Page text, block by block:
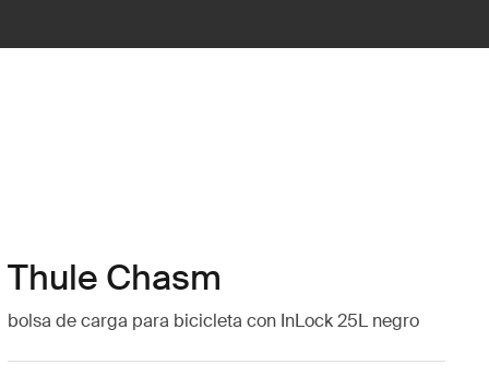
Thule Chasm
bolsa de carga para bicicleta con InLock 25L negro